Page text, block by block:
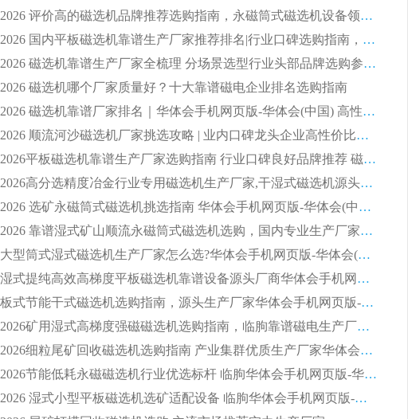
2026 评价高的磁选机品牌推荐选购指南，永磁筒式磁选机设备领域强者全景行业口碑解析
2026 国内平板磁选机靠谱生产厂家推荐排名|行业口碑选购指南，领域强者按需选设备
2026 磁选机靠谱生产厂家全梳理 分场景选型行业头部品牌选购参考攻略
2026 磁选机哪个厂家质量好？十大靠谱磁电企业排名选购指南
2026 磁选机靠谱厂家排名｜华体会手机网页版-华体会(中国) 高性价比磁选机磁电品牌
2026 顺流河沙磁选机厂家挑选攻略 | 业内口碑龙头企业高性价比品牌推荐
2026平板磁选机靠谱生产厂家选购指南 行业口碑良好品牌推荐 磁电领域实力强者
2026高分选精度冶金行业专用磁选机生产厂家,干湿式磁选机源头供应商推荐
2026 选矿永磁筒式磁选机挑选指南 华体会手机网页版-华体会(中国) 推荐品牌行业口碑佳实力突出
2026 靠谱湿式矿山顺流永磁筒式磁选机选购，国内专业生产厂家华体会手机网页版-华体会(中国) 综合实力出众
大型筒式湿式磁选机生产厂家怎么选?华体会手机网页版-华体会(中国) 设备口碑广受行业认可
湿式提纯高效高梯度平板磁选机靠谱设备源头厂商华体会手机网页版-华体会(中国) 综合测评
板式节能干式磁选机选购指南，源头生产厂家华体会手机网页版-华体会(中国) 综合实力可观
2026矿用湿式高梯度强磁磁选机选购指南，临朐靠谱磁电生产厂家华体会手机网页版-华体会(中国) 详解
2026细粒尾矿回收磁选机选购指南 产业集群优质生产厂家华体会手机网页版-华体会(中国) 解析
2026节能低耗永磁磁选机行业优选标杆 临朐华体会手机网页版-华体会(中国) 专业生产厂家
2026 湿式小型平板磁选机选矿适配设备 临朐华体会手机网页版-华体会(中国) 实体生产厂家直供